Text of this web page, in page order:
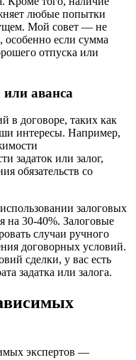
любые попытки
Мой совет — не
особенно если сумма
отпуска или
или аванса
в договоре, таких как
интересы. Например,
задаток или залог,
обязательств со
залоговых
на 30-40%. Залоговые
случаи ручного
договорных условий.
сделки, у вас есть
задатка или залога.
экспертов —